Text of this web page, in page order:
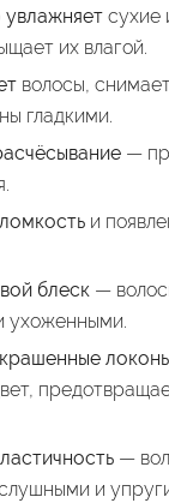
увлажняетсухие
их влагой.
волосы,
гладкими.
—
и
блеск—
ухоженными.
—
и